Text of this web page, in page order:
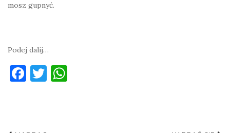
mosz gupnyć.
Podej dalij…
F T